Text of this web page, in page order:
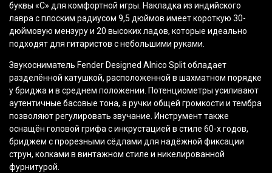
буквы «С» для комфортной игры. Накладка из индийского
лавра с плоским радиусом 9,5 дюймов имеет короткую 30-
дюймовую мензуру и 20 высоких ладов, которые идеально
подходят для гитаристов с небольшими руками.
Звукосниматель Fender Designed Alnico Split обладает
разделённой катушкой, расположенной в шахматном порядке
у бриджа и в среднем положении. Потенциометры усиливают
аутентичные басовые тона, а ручки общей громкости и тембра
позволяют регулировать звучание. Инструмент также
оснащён головой грифа с инкрустацией в стиле 60-х годов,
бриджем с прорезными сёдлами для надёжной фиксации
струн, колками в винтажном стиле и никелированной
фурнитурой.